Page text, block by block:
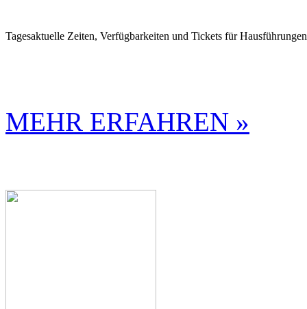
Tagesaktuelle Zeiten, Verfügbarkeiten und Tickets für
MEHR ERFAHREN »